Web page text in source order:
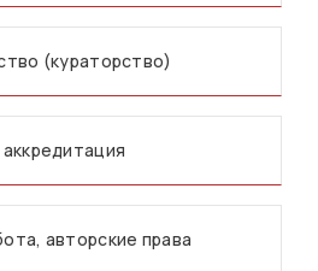
(кураторство)
авторские права